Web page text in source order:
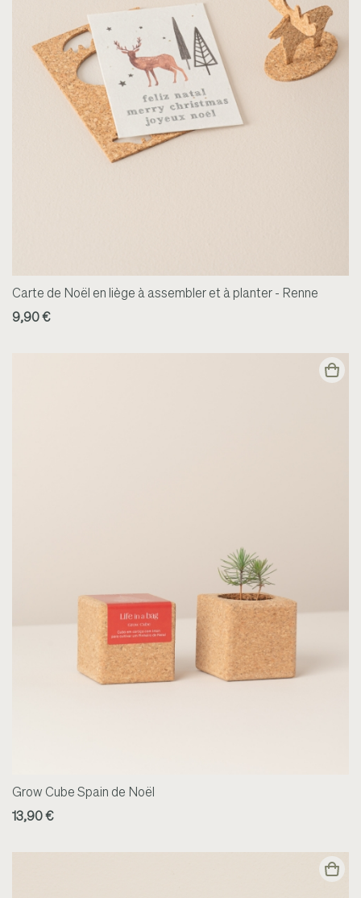
Carte de Noël en liège à assembler et à planter - Renne
9,90 €
Grow Cube Spain de Noël
13,90 €